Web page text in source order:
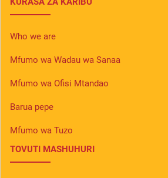
Who we are
Mfumo wa Wadau wa Sanaa
Mfumo wa Ofisi Mtandao
Barua pepe
Mfumo wa Tuzo
TOVUTI MASHUHURI